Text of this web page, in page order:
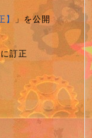
】 」を公開
訂正